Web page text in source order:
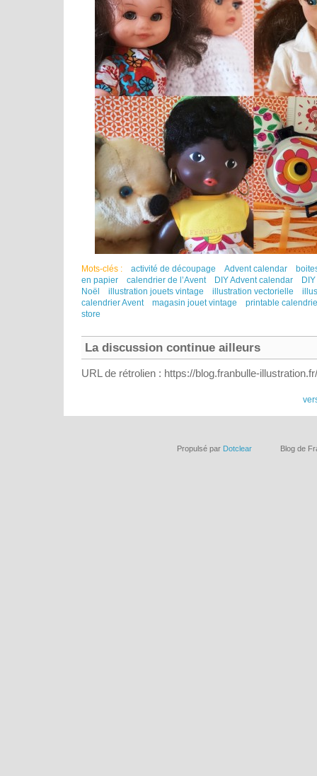
Mots-clés : activité de découpage Advent calendar
en papier
calendrier de l’Avent DIY Advent calendar
Noël
illustration jouets vintage illustration vectorielle
calendrier Avent
magasin jouet vintage
printable
store
La discussion continue ailleurs
URL de rétrolien : https://blog.franbulle-
Propulsé par Dotclear Blog de